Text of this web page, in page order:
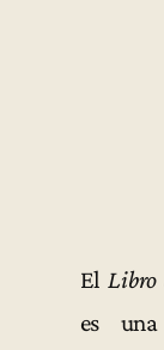
El Libro
es